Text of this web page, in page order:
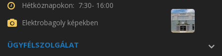
Hétköznapokon: 7:30- 16:00
Elektrobagoly képekben
ÜGYFÉLSZOLGÁLAT